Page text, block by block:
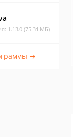
1.13.0 (75.34 МБ)
→